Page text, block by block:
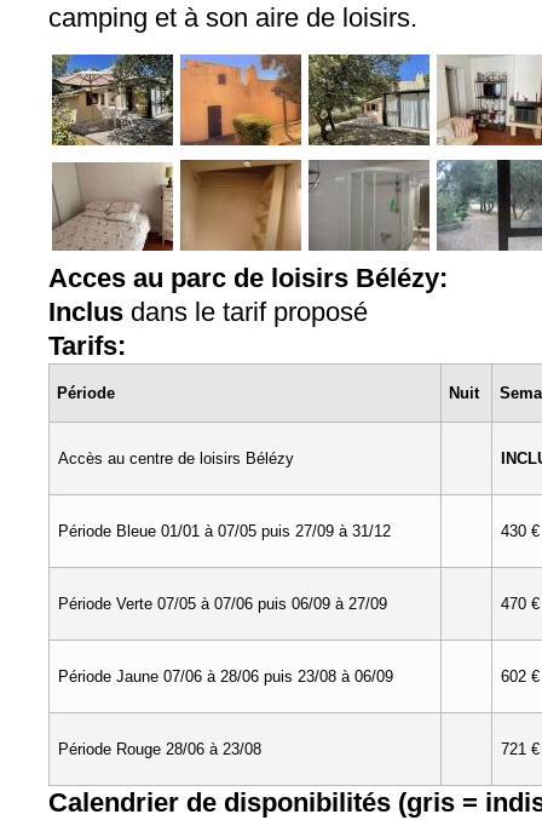
camping et à son aire de loisirs.
Acces au parc de loisirs Bélézy:
Inclus dans le tarif proposé
Tarifs:
Période Nuit
Accès au centre de loisirs Bélézy
Période Bleue 01/01 à 07/05 puis 27/09 à 31/12 430 €
Période Verte 07/05 à 07/06 puis 06/09 à 27/09 470 €
Période Jaune 07/06 à 28/06 puis 23/08 à 06/09 602 €
Période Rouge 28/06 à 23/08 721 €
Calendrier de disponibilités (gris =